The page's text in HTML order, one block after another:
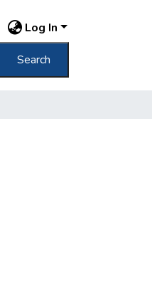
Log In
Search